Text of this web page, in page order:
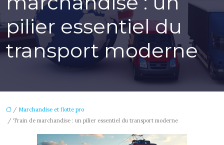
pilier essentiel du
transport moderne
/ Marchandise et flotte pro
/ Train de marchandise : un pilier essentiel du transport moderne